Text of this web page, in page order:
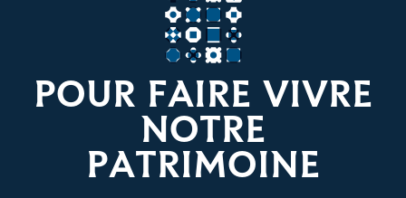
POUR FAIRE VIVRE
NOTRE
PATRIMOINE